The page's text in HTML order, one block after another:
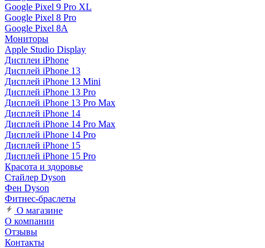
Google Pixel 9 Pro XL
Google Pixel 8 Pro
Google Pixel 8A
Мониторы
Apple Studio Display
Дисплеи iPhone
Дисплей iPhone 13
Дисплей iPhone 13 Mini
Дисплей iPhone 13 Pro
Дисплей iPhone 13 Pro Max
Дисплей iPhone 14
Дисплей iPhone 14 Pro Max
Дисплей iPhone 14 Pro
Дисплей iPhone 15
Дисплей iPhone 15 Pro
Красота и здоровье
Стайлер Dyson
Фен Dyson
Фитнес-браслеты
О магазине
О компании
Отзывы
Контакты